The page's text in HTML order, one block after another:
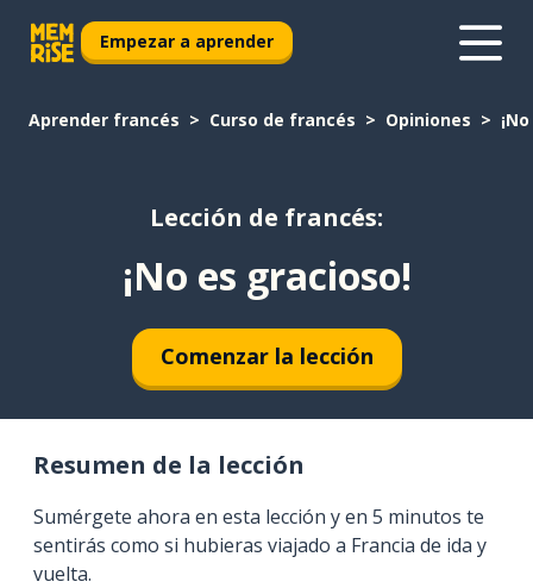
Empezar a aprender
Aprender francés Curso de francés Opiniones
Lección de francés:
¡No es gracioso!
Comenzar la lección
Resumen de la lección
Sumérgete ahora en esta lección y en 5 minutos te
sentirás como si hubieras viajado a Francia de ida y
vuelta.